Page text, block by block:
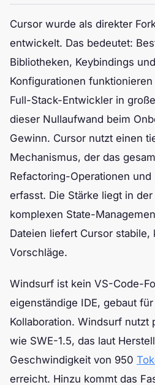
Cursor wurde als direkter
entwickelt. Das bedeutet:
Bibliotheken, Keybindings
Konfigurationen
Full-Stack-Entwickler in
dieser Nullaufwand beim
Gewinn. Cursor nutzt einen
Mechanismus, der das
Refactoring-Operationen
erfasst. Die Stärke liegt in
komplexen State-
Dateien liefert Cursor stabile,
Vorschläge.
Windsurf ist kein VS-Code-
eigenständige IDE, gebaut
Kollaboration. Windsurf nutzt
wie SWE-1.5, das laut
Geschwindigkeit von 950
erreicht. Hinzu kommt das